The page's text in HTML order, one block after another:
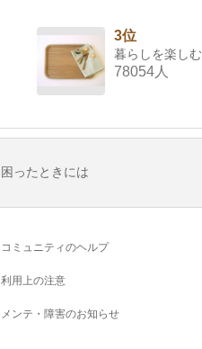
3位
暮らしを楽しむ
78054人
困ったときには
コミュニティのヘルプ
利用上の注意
メンテ・障害のお知らせ